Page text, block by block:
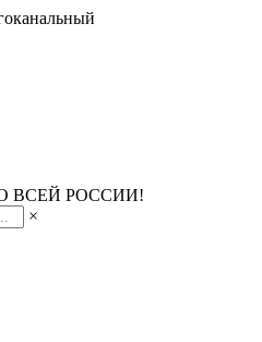
ВСЕЙ РОССИИ!
×